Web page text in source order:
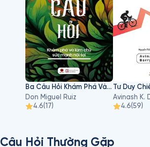
Ba Câu Hỏi Khám Phá Và Làm Chủ Sức Mạnh Nội Tại
Don Miguel Ruiz
4.6(17)
4.6(59)
Câu Hỏi Thường Gặp